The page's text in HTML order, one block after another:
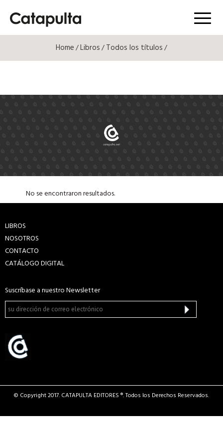
Menú
Home/Libros/Todos los títulos/
No se encontraron resultados.
LIBROS
NOSOTROS
CONTACTO
CATÁLOGO DIGITAL
Suscríbase a nuestro Newsletter
© Copyright 2017. CATAPULTA EDITORES ®. Todos los Derechos Reservados.